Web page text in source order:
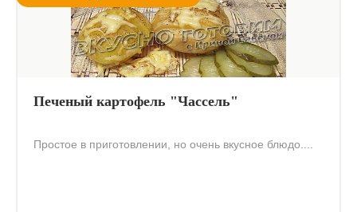
Печеный картофель "Чассель"
Простое в приготовлении, но очень вкусное блюдо....